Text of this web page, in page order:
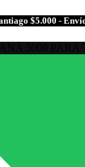
$5.000 -